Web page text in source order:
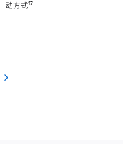
注动方式脚
¹⁷